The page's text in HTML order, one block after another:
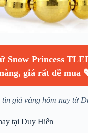
Snow Princess
giá rất dễ mua
tin giá vàng hôm nay từ
tại Duy Hiển